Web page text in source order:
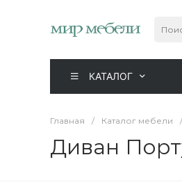
КАТАЛОГ
Главная / Каталог мебели /
Диван